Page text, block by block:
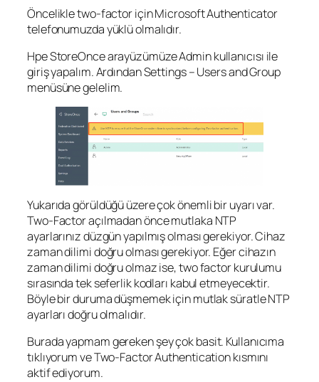
Öncelikle two-factor için Microsoft Authenticator
telefonumuzda yüklü olmalıdır.
Hpe StoreOnce arayüzümüze Admin kullanıcısı ile
giriş yapalım. Ardından Settings – Users and Group
menüsüne gelelim.
Yukarıda görüldüğü üzere çok önemli bir uyarı var.
Two-Factor açılmadan önce mutlaka NTP
ayarlarınız düzgün yapılmış olması gerekiyor. Cihaz
zaman dilimi doğru olması gerekiyor. Eğer cihazın
zaman dilimi doğru olmaz ise, two factor kurulumu
sırasında tek seferlik kodları kabul etmeyecektir.
Böyle bir duruma düşmemek için mutlak süratle NTP
ayarları doğru olmalıdır.
Burada yapmam gereken şey çok basit. Kullanıcıma
tıklıyorum ve Two-Factor Authentication kısmını
aktif ediyorum.